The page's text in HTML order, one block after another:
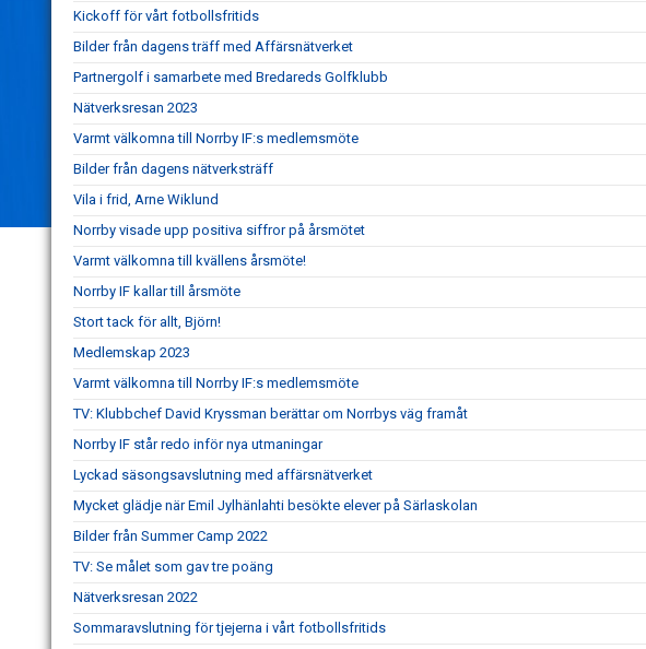
Kickoff för vårt fotbollsfritids
Bilder från dagens träff med Affärsnätverket
Partnergolf i samarbete med Bredareds Golfklubb
Nätverksresan 2023
Varmt välkomna till Norrby IF:s medlemsmöte
Bilder från dagens nätverksträff
Vila i frid, Arne Wiklund
Norrby visade upp positiva siffror på årsmötet
Varmt välkomna till kvällens årsmöte!
Norrby IF kallar till årsmöte
Stort tack för allt, Björn!
Medlemskap 2023
Varmt välkomna till Norrby IF:s medlemsmöte
TV: Klubbchef David Kryssman berättar om Norrbys väg framåt
Norrby IF står redo inför nya utmaningar
Lyckad säsongsavslutning med affärsnätverket
Mycket glädje när Emil Jylhänlahti besökte elever på Särlaskolan
Bilder från Summer Camp 2022
TV: Se målet som gav tre poäng
Nätverksresan 2022
Sommaravslutning för tjejerna i vårt fotbollsfritids